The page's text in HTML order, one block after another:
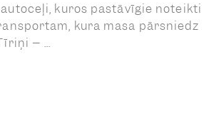
kuros pastāvīgie noteikti
kura masa pārsniedz
– ...